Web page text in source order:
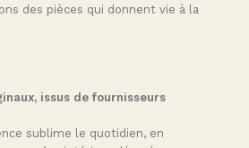
des pièces qui donnent vie à la
issus de fournisseurs
sublime le quotidien, en